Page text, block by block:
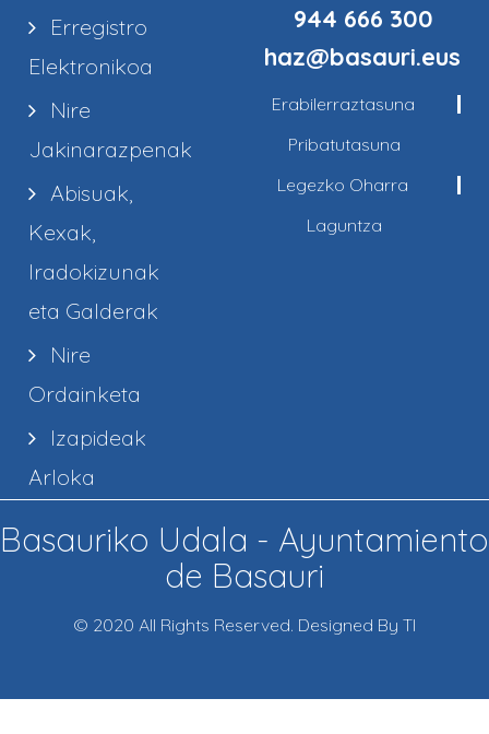
Erregistro
Elektronikoa
Nire
Jakinarazpenak
Abisuak,
Kexak,
Iradokizunak
eta Galderak
Nire
Ordainketa
Izapideak
Arloka
944 666 300
haz@basauri.eus
Erabilerraztasuna
Pribatutasuna
Legezko Oharra
Laguntza
Basauriko Udala - Ayuntamiento
de Basauri
© 2020 All Rights Reserved. Designed By TI